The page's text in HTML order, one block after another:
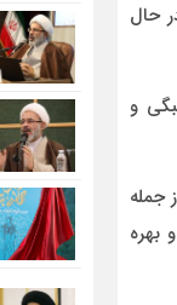
حال
و
جمله
بهره